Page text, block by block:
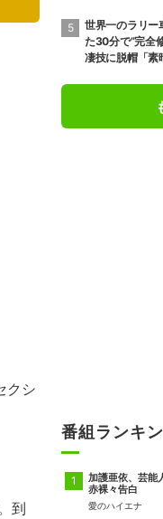
クシ
到
世界一のラリー
た30分で”完全
凄技に脱帽「素
番組ランキ
加護亜依、芸能
赤裸々告白
愛のハイエナ